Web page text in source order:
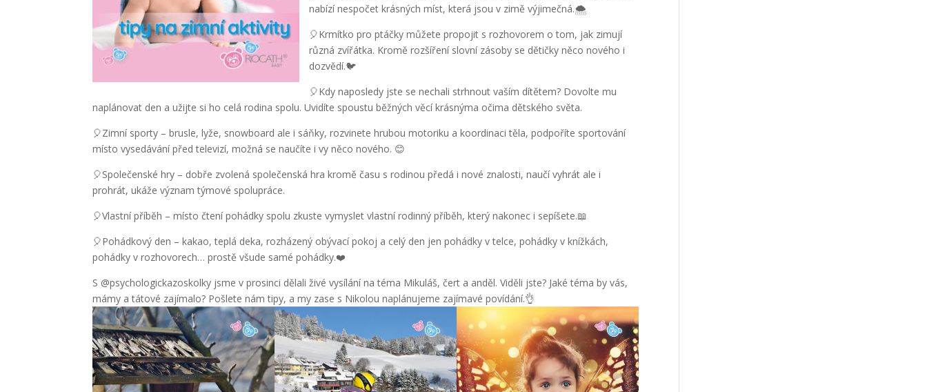
nabízí nespočet krásných míst, která jsou v zimě výjimečná.🌨
🎈Krmítko pro ptáčky můžete propojit s rozhovorem o tom, jak zimují
různá zvířátka. Kromě rozšíření slovní zásoby se dětičky něco nového i
dozvědí.🐦
🎈Kdy naposledy jste se nechali strhnout vaším dítětem? Dovolte mu
naplánovat den a užijte si ho celá rodina spolu. Uvidíte spoustu běžných věcí krásnýma očima dětského světa.
🎈Zimní sporty – brusle, lyže, snowboard ale i sáňky, rozvinete hrubou motoriku a koordinaci těla, podpoříte sportování
místo vysedávání před televizí, možná se naučíte i vy něco nového. 😊
🎈Společenské hry – dobře zvolená společenská hra kromě času s rodinou předá i nové znalosti, naučí vyhrát ale i
prohrát, ukáže význam týmové spolupráce.
🎈Vlastní příběh – místo čtení pohádky spolu zkuste vymyslet vlastní rodinný příběh, který nakonec i sepíšete.📖
🎈Pohádkový den – kakao, teplá deka, rozházený obývací pokoj a celý den jen pohádky v telce, pohádky v knížkách,
pohádky v rozhovorech… prostě všude samé pohádky.❤️
S @psychologickazoskolky jsme v prosinci dělali živé vysílání na téma Mikuláš, čert a anděl. Viděli jste? Jaké téma by vás,
mámy a tátové zajímalo? Pošlete nám tipy, a my zase s Nikolou naplánujeme zajímavé povídání.👌